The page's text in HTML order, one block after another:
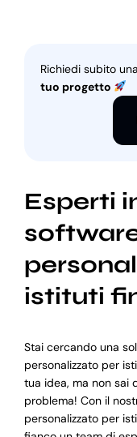
Richiedi subito
tuo progetto
Esperti
istituti
Stai cercando una
personalizzato per
tua idea, ma non sai
problema! Con il
personalizzato per